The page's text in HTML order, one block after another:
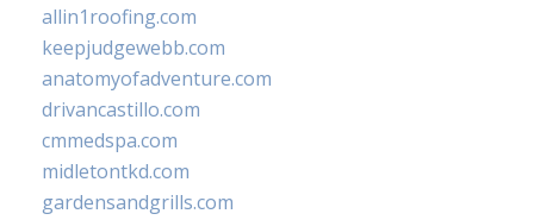
allin1roofing.com
keepjudgewebb.com
anatomyofadventure.com
drivancastillo.com
cmmedspa.com
midletontkd.com
gardensandgrills.com